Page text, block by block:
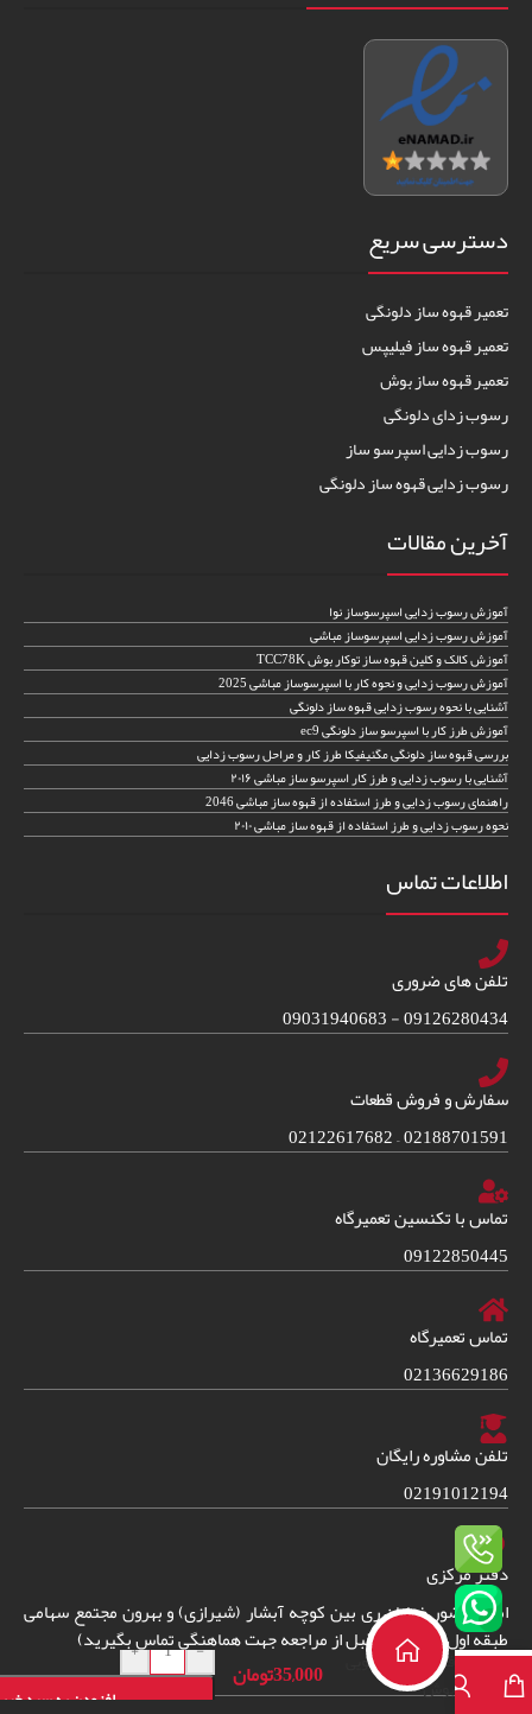
دسترسی سریع
تعمیر قهوه ساز دلونگی
تعمیر قهوه ساز فیلیپس
تعمیر قهوه ساز بوش
رسوب زدای دلونگی
رسوب زدایی اسپرسو ساز
رسوب زدایی قهوه ساز دلونگی
آخرین مقالات
آموزش رسوب زدایی اسپرسوساز نوا
آموزش رسوب زدایی اسپرسوساز مباشی
آموزش کالک و کلین قهوه ساز توکار بوش TCC78K
آموزش رسوب زدایی و نحوه کار با اسپرسوساز مباشی 2025
آشنایی با نحوه رسوب زدایی قهوه ساز دلونگی
آموزش طرز کار با اسپرسو ساز دلونگی ec9
بررسی قهوه ساز دلونگی مگنیفیکا طرز کار و مراحل رسوب زدایی
آشنایی با رسوب زدایی و طرز کار اسپرسو ساز مباشی ۲۰۱۶
راهنمای رسوب زدایی و طرز استفاده از قهوه ساز مباشی 2046
نحوه رسوب زدایی و طرز استفاده از قهوه ساز مباشی ۲۰۱۰
اطلاعات تماس
تلفن های ضروری
09126280434 - 09031940683
سفارش و فروش قطعات
02188701591 – 02122617682
تماس با تکنسین تعمیرگاه
09122850445
تماس تعمیرگاه
02136629186
تلفن مشاوره رایگان
02191012194
دفتر مرکزی
امین حضور خیابان ری بین کوچه آبشار (شیرازی) و بهرون مجتمع سهامی
طبقه اول واحد 38. (قبل از مراجعه جهت هماهنگی تماس بگیرید)دفترچه راهنمای
فارسی لباسشویی
بوش
35,000تومان
-
+
افزودن به سبد